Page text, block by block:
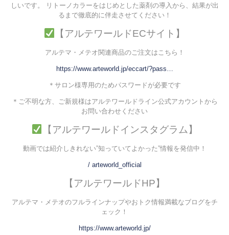
しいです。 リトーノカラーをはじめとした薬剤の導入から、結果が出
るまで徹底的に伴走させてください！
【アルテワールドECサイト】
アルテマ・メテオ関連商品のご注文はこちら！
https://www.arteworld.jp/eccart/?pass…
＊サロン様専用のためパスワードが必要です
＊ご不明な方、ご新規様はアルテワールドライン公式アカウントから
お問い合わせください
【アルテワールドインスタグラム】
動画では紹介しきれない”知っていてよかった”情報を発信中！
/ arteworld_official
【アルテワールドHP】
アルテマ・メテオのフルラインナップやおトク情報満載なブログをチ
ェック！
https://www.arteworld.jp/